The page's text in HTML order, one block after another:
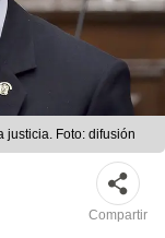
justicia. Foto: difusión
Compartir